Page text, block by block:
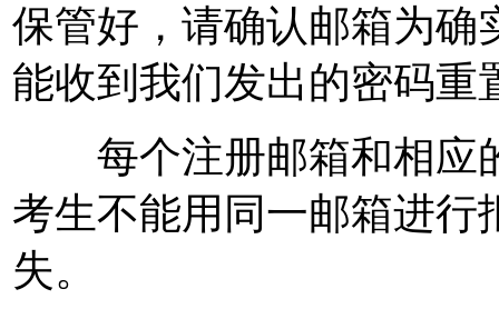
保管好，请确认邮箱为确
能收到我们发出的密码重
每个注册邮箱和相应
考生不能用同一邮箱进行
失。